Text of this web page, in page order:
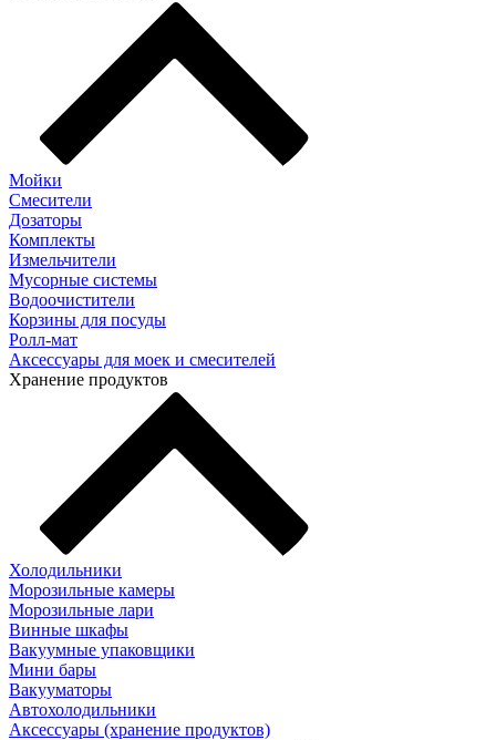
Мойки
Смесители
Дозаторы
Комплекты
Измельчители
Мусорные системы
Водоочистители
Корзины для посуды
Ролл-мат
Аксессуары для моек и смесителей
Хранение продуктов
Холодильники
Морозильные камеры
Морозильные лари
Винные шкафы
Вакуумные упаковщики
Мини бары
Вакууматоры
Автохолодильники
Аксессуары (хранение продуктов)